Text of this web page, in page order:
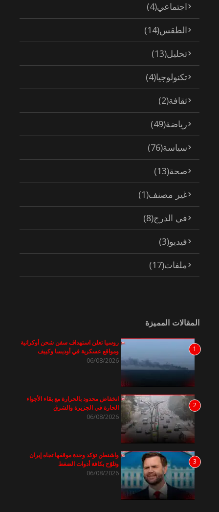
اجتماعي(4)
الطقس(14)
تحليل(13)
تكنولوجيا(4)
ثقافة(2)
رياضة(49)
سياسة(76)
صحة(13)
غير مصنف(1)
في الدرج(8)
فيديو(3)
ملفات(17)
المقالات المميزة
1
روسيا تعلن استهداف سفن شحن أوكرانية
ومواقع عسكرية في أوديسا وكييف
06/08/2026
2
انخفاض محدود بالحرارة مع بقاء الأجواء
الحارة في الجزيرة والشرق
06/08/2026
3
واشنطن تؤكد وحدة موقفها تجاه إيران
وتلوّح بكافة أدوات الضغط
06/08/2026